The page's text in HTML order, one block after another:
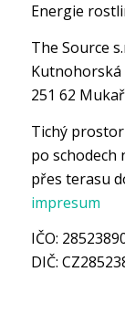
Energie
The Source
Kutnohorská
251 62
Tichý
po schodech
přes terasu
impresum
IČO:
DIČ: